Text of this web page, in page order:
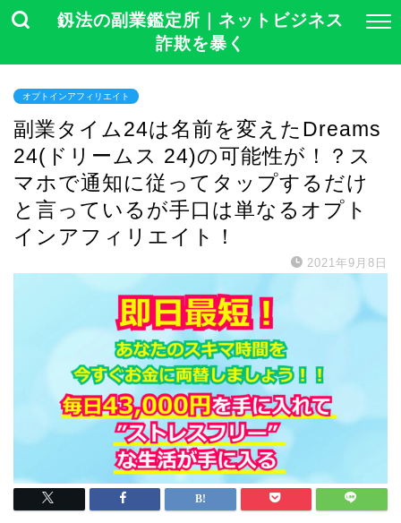
釼法の副業鑑定所｜ネットビジネス
詐欺を暴く
オプトインアフィリエイト
副業タイム24は名前を変えたDreams
24(ドリームス 24)の可能性が！？ス
マホで通知に従ってタップするだけ
と言っているが手口は単なるオプト
インアフィリエイト！
2021年9月8日